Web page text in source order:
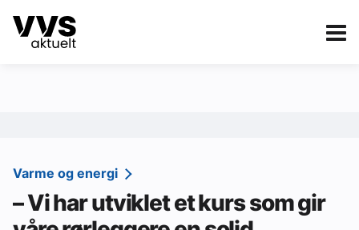
Kategorier
Sanitær
Ventilasjon
Varme og energi
– Vi har utviklet et kurs som gir